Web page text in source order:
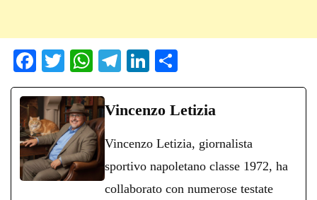
Fa
ce
bo
ok
T
wi
tte
r
W
ha
ts
A
pp
Te
le
gr
m
Li
nk
ed
on
di
di
Vincenzo Letizia
Vincenzo Letizia, giornalista
sportivo napoletano classe 1972, ha
collaborato con numerose testate